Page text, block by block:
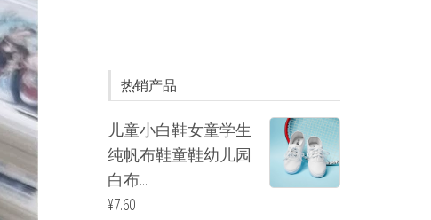
热销产品
儿童小白鞋女童学生
纯帆布鞋童鞋幼儿园
白布...
¥7.60